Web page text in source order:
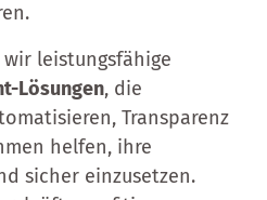
leistungsfähige
Lösungen, die
Transparenz
helfen, ihre
sicher einzusetzen.